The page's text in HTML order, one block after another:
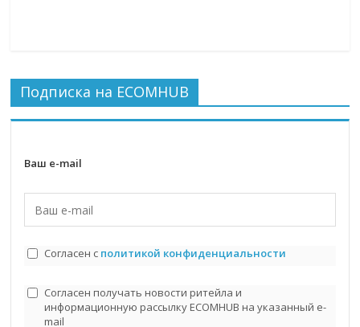
Подписка на ECOMHUB
Ваш e-mail
Согласен с политикой конфиденциальности
Согласен получать новости ритейла и
информационную рассылку ECOMHUB на указанный e-
mail